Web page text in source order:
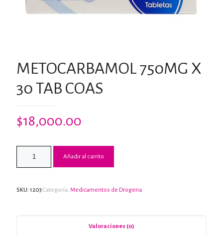
METOCARBAMOL 750MG X
30 TAB COAS
$18,000.00
Añadir al carrito
SKU: 1203 Categoría: Medicamentos de Drogeria
Valoraciones (0)